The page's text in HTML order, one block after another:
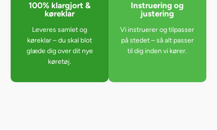
100% klargjort &
køreklar
Leveres samlet og
køreklar – du skal blot
glæde dig over dit nye
køretøj.
Instruering og
justering
Vi instruerer og tilpasser
på stedet – så alt passer
til dig inden vi kører.